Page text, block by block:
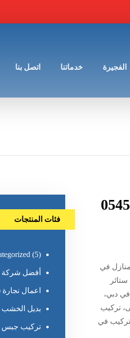
الفجيرة خدماتنا اتصل بنا
في
دبي،
تركيب
تركيب في
فئات المنتجات
(5)
أفضل شركة
اعمال نجارة
بديل الخشب
تركيب جبس